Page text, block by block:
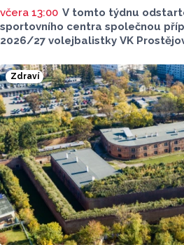
včera 13:00 V tomto týdnu
sportovního centra společnou
2026/27 volejbalistky VK
Zdraví